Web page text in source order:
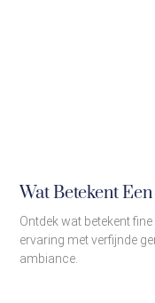
Wat Betekent
Ontdek wat betekent
ervaring met verfijnde
ambiance.